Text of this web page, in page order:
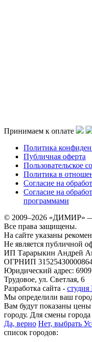
Принимаем к оплате
Политика
Публичная оферта
Пользовательское
Политика в
Согласие на
Согласие на
программами
© 2009–2026 «ДИМИР» —
Все права защищены.
На сайте указаны
Не является публичной
ИП Тарарыкин Андрей
ОГРНИП
Юридический адрес:
Трудовое, ул. Светлая, 6
Разработка сайта -
Мы определили ваш
Вам будут показаны
городу. Для смены города
Да, верно Нет, выбрать
список городов: